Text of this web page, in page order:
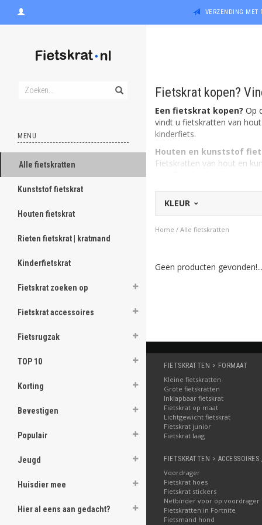
VERZENDING MET
MENU
Alle fietskratten
Kunststof fietskrat
Houten fietskrat
Rieten fietskrat | kratmand
Kinderfietskrat
Fietskrat zoeken op
Fietskrat accessoires
Fietsrugzak
TOP 10
Korting
Bevestigen
Populair
Jeugd
Huisdier mee
Hier al eens aan gedacht?
Fietskrat kopen?
Een fietskrat kopen? Op
vindt u fietskratten van
kinderfiets.
Houten en kunststof
Fietskratten van hout en
Rieten fietskratten
Een rieten fietskrat is
krat te creëren. Het leuke
Ook menig kinderfiets
de kinderfiets. Deze zijn
U kunt het overzicht
KLEUR
Home / Alle fietskratten
Geen producten gevonden!...
FIETSKRATTEN > FORMAAT
Kleine fietskratten
Grote fietskratten
Inklapbaar fietskrat
Fietskrat op maat
Lichtgewicht fietskrat
Fietskrat junior
Fietskrat laag
FIETSKRATTEN >
Voordrager
Fietskrat hoes
Fietskrat stickers
Netbinder voor op voordrager
Fietskratten in Fortnite
Fietsmand hond